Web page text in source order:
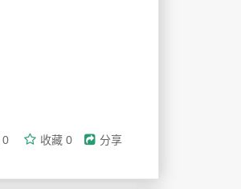
0 收藏 0 分享